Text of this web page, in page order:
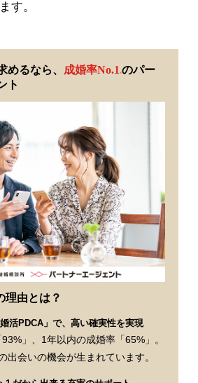
す。
めるなら、 成婚率No.1 ※のパー
ト
理由とは？
活PDCA」で、高い確実性を実現
」、1年以内の成婚率「65%」。
出会いの機会が生まれています。